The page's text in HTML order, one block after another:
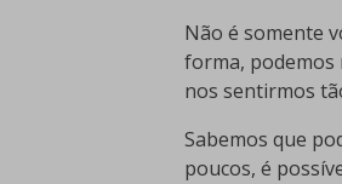
Não é somente
forma, podemos
nos sentirmos
Sabemos que
poucos, é